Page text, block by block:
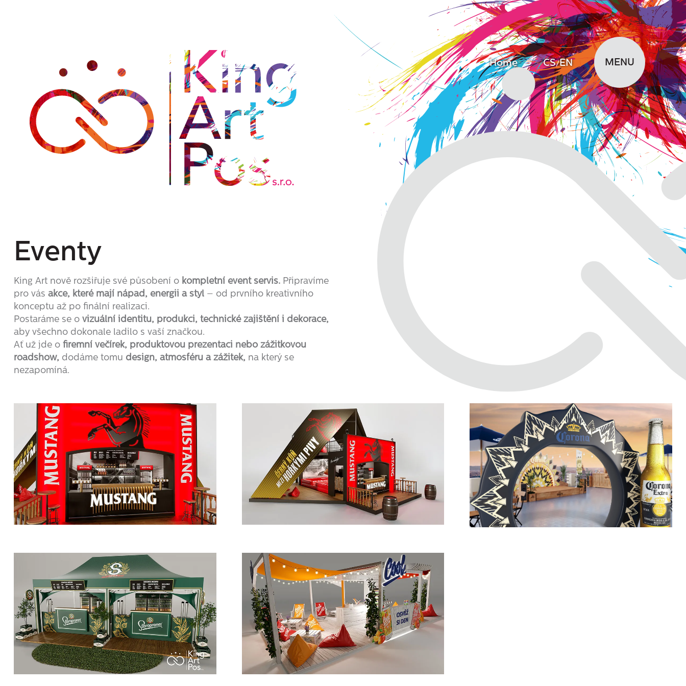
Home CS/EN MENU
Eventy
King Art nově rozšiřuje své působení o kompletní event servis. Připravíme
pro vás akce, které mají nápad, energii a styl – od prvního kreativního
konceptu až po finální realizaci.
Postaráme se o vizuální identitu, produkci, technické zajištění i dekorace,
aby všechno dokonale ladilo s vaší značkou.
Ať už jde o firemní večírek, produktovou prezentaci nebo zážitkovou
roadshow, dodáme tomu design, atmosféru a zážitek, na který se
nezapomíná.